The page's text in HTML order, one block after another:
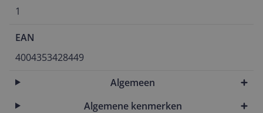
1
EAN
4004353428449
Algemeen
Algemene kenmerken